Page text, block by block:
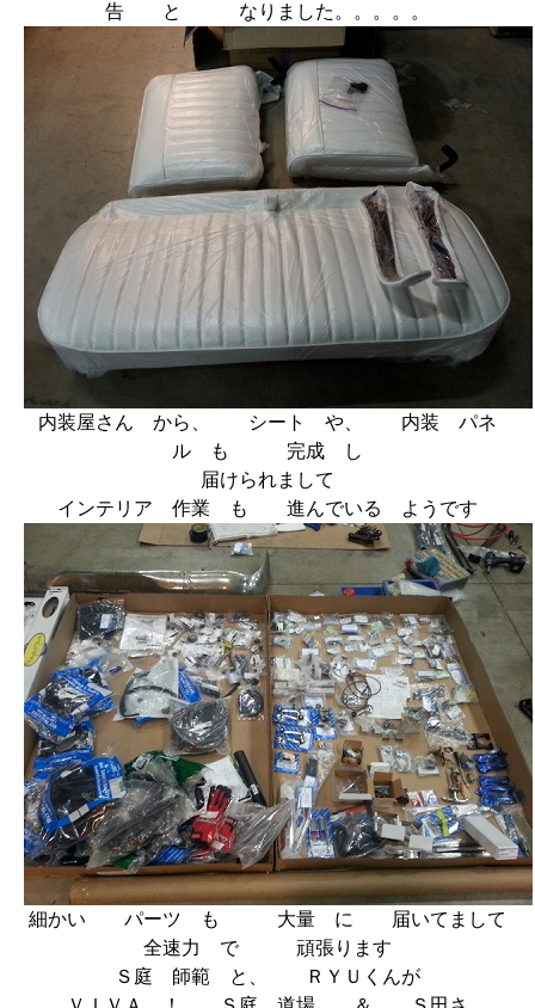
告 と なりました。。。。。
内装屋さん から、 シート や、 内装 パネ
ル も 完成 し
届けられまして
インテリア 作業 も 進んでいる ようです
細かい パーツ も 大量 に 届いてまして
全速力 で 頑張ります
Ｓ庭 師範 と、 ＲＹＵくんが